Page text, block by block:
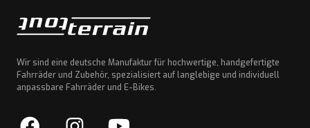
Wir sind eine deutsche Manufaktur für hochwertige, handgefertigte
Fahrräder und Zubehör, spezialisiert auf langlebige und individuell
anpassbare Fahrräder und E-Bikes.